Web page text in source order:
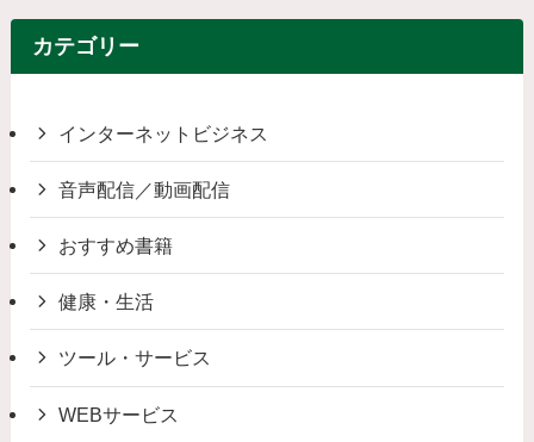
カテゴリー
インターネットビジネス
音声配信／動画配信
おすすめ書籍
健康・生活
ツール・サービス
WEBサービス